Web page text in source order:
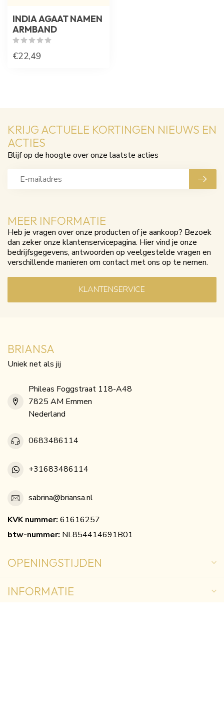
INDIA AGAAT NAMEN
ARMBAND
€22,49
MEER INFORMATIE
Heb je vragen over onze producten of je aankoop? Bezoek
dan zeker onze klantenservicepagina. Hier vind je onze
bedrijfsgegevens, antwoorden op veelgestelde vragen en
verschillende manieren om contact met ons op te nemen.
KLANTENSERVICE
KRIJG ACTUELE KORTINGEN NIEUWS EN
ACTIES
Blijf op de hoogte over onze laatste acties
BRIANSA
Uniek net als jij
Phileas Foggstraat 118-A48
7825 AM Emmen
Nederland
0683486114
+31683486114
sabrina@briansa.nl
KVK nummer: 61616257
btw-nummer: NL854414691B01
OPENINGSTIJDEN
INFORMATIE